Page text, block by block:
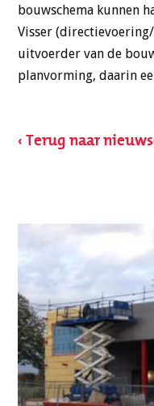
bouwschema kunnen
Visser
uitvoerder van de
planvorming, daarin
‹ Terug naar